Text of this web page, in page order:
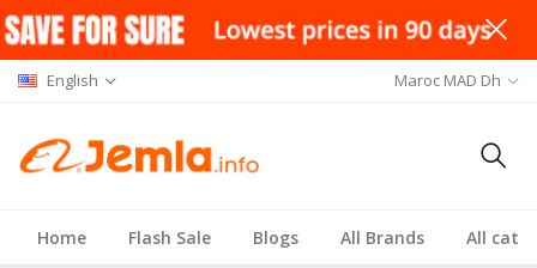
English Maroc MAD Dh
Home Flash Sale Blogs All Brands All